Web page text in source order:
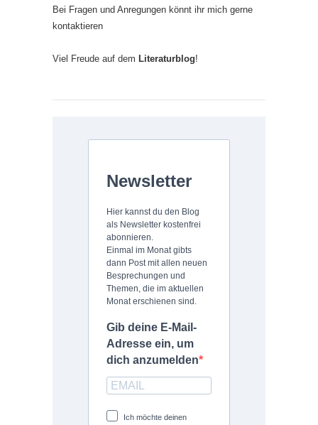
Bei Fragen und Anregungen könnt ihr mich gerne
kontaktieren
Viel Freude auf dem Literaturblog!
Newsletter
Hier kannst du den Blog
als Newsletter kostenfrei
abonnieren.
Einmal im Monat gibts
dann Post mit allen neuen
Besprechungen und
Themen, die im aktuellen
Monat erschienen sind.
Gib deine E-Mail-
Adresse ein, um
dich anzumelden
Ich möchte deinen